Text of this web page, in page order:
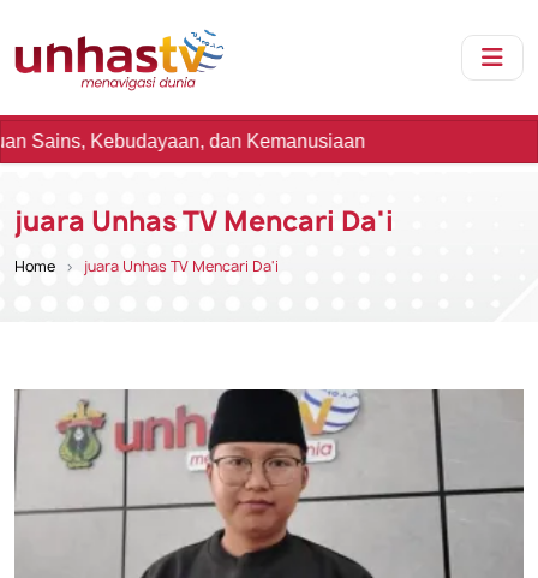
dan Kemanusiaan
juara Unhas TV Mencari Da'i
Home juara Unhas TV Mencari Da'i